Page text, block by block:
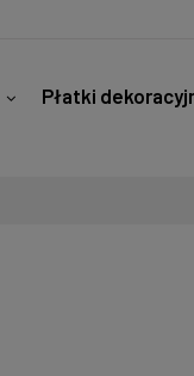
Płatki